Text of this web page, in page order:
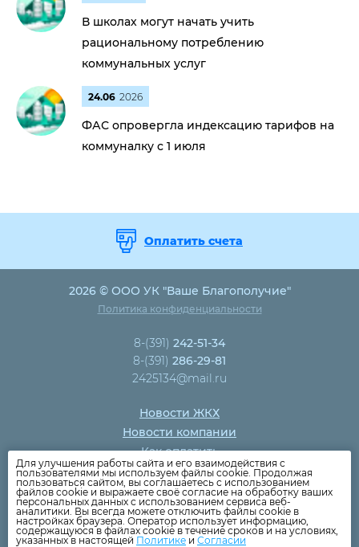
В школах могут начать учить
рациональному потреблению
коммунальных услуг
24.06 2026
ФАС опровергла индексацию тарифов на
коммуналку с 1 июля
Оплатить счета
2026 © ООО УК "Ваше Благополучие"
Политика конфиденциальности
8-(391) 242-51-34
8-(391) 286-29-81
2425134@mail.ru
Новости ЖКХ
Новости компании
Как оплатить
Дома
Раскрытие информации
Вопросы
Для улучшения работы сайта и его взаимодействия с
пользователями мы используем файлы cookie. Продолжая
пользоваться сайтом, вы соглашаетесь с использованием
файлов cookie и выражаете своё согласие на обработку ваших
персональных данных с использованием сервиса веб-
аналитики. Вы всегда можете отключить файлы cookie в
настройках браузера. Оператор использует информацию,
содержащуюся в файлах cookie в течение сроков и на условиях,
указанных в настоящей Политике и Согласии